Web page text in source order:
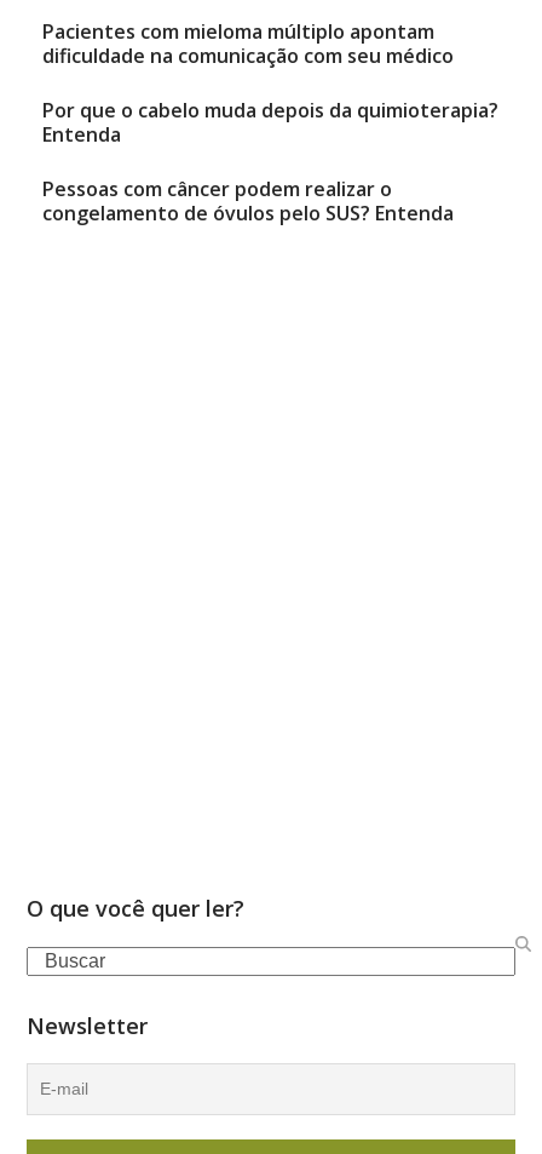
Pacientes com mieloma múltiplo apontam
dificuldade na comunicação com seu médico
Por que o cabelo muda depois da quimioterapia?
Entenda
Pessoas com câncer podem realizar o
congelamento de óvulos pelo SUS? Entenda
O que você quer ler?
Search
Newsletter